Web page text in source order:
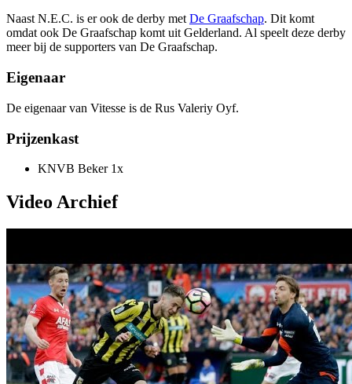
Naast N.E.C. is er ook de derby metDe Graafschap. Dit komt
omdat ook De Graafschap komt uit Gelderland. Al speelt deze derby
meer bij de supporters van De Graafschap.
Eigenaar
De eigenaar van Vitesse is de Rus Valeriy Oyf.
Prijzenkast
KNVB Beker 1x
Video Archief